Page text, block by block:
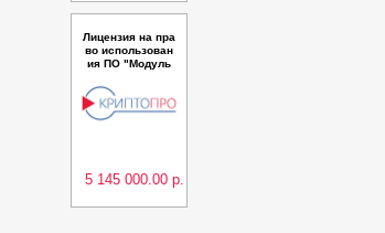
Лицензия на пра
во использован
ия ПО "Модуль
Про Cloud CSP"
для ПАК "Крипто
Про DSS" верси
5 145 000.00 р.